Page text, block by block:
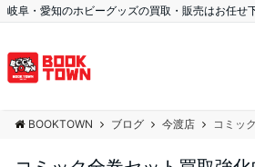
岐阜・愛知のホビーグッズの買取・販売はお任せ
BOOKTOWN ブログ 今渡店 コミッ